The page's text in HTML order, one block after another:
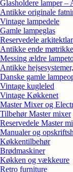
Glasholdere lamper –
Antikke originale
Vintage lampedele
Gamle lampeglas
Reservedele
Antikke ende
Messing ældre
Antikke
Danske gamle
Vintage kugleled
Vintage Køkkenet
Master Mixer og
Tilbehør Master mixer
Reservedele Master
Manualer og
Køkkentilbehør
Brødmaskiner
Køkken og vækkeure
Retro furniture